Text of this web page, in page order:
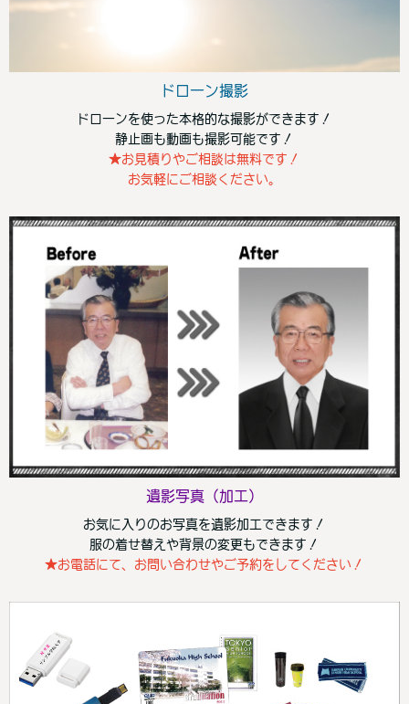
ドローン撮影
ドローンを使った本格的な撮影ができます！
静止画も動画も撮影可能です！
★お見積りやご相談は無料です！
お気軽にご相談ください。
遺影写真（加工）
お気に入りのお写真を遺影加工できます！
服の着せ替えや背景の変更もできます！
★お電話にて、お問い合わせやご予約をしてください！